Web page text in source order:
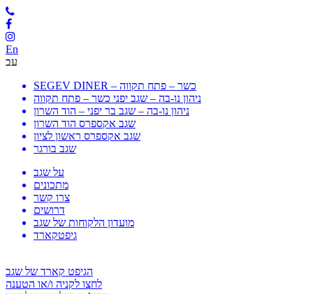
En
עב
SEGEV DINER – כשר – פתח תקווה
ניהון נו-בה – שגב יפני כשר – פתח תקווה
ניהון נו-בה – שגב בר יפני – הוד השרון
שגב אקספרס הוד השרון
שגב אקספרס ראשון לציון
שגב בורגר
על שגב
מתכונים
צרו קשר
דרושים
מועדון הלקוחות של שגב
גיפטקארד
הגיפט קארד של שגב
לחצו לקניה ו/או הטענה